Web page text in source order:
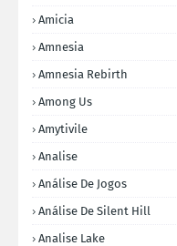
Amicia
Amnesia
Amnesia Rebirth
Among Us
Amytivile
Analise
Análise De Jogos
Análise De Silent Hill
Analise Lake